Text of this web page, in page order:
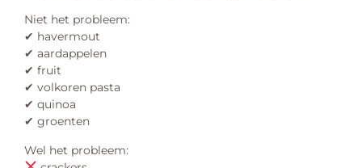
Niet het probleem:
✔ havermout
✔ aardappelen
✔ fruit
✔ volkoren pasta
✔ quinoa
✔ groenten
Wel het probleem: